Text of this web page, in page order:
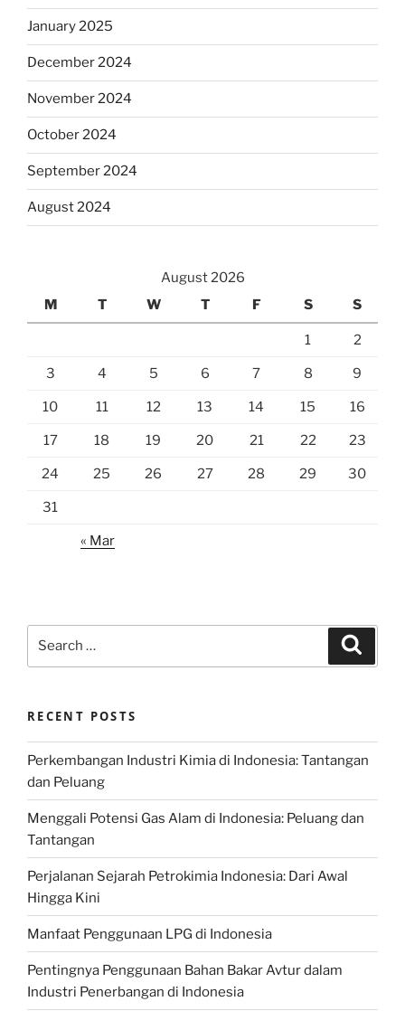
January 2025
December 2024
November 2024
October 2024
September 2024
August 2024
August 2026
M
T W T F S S
1 2
3 4 5 6 7 8 9
10 11 12 13 14 15 16
17 18 19 20 21 22 23
24 25 26 27 28 29 30
31
« Mar
RECENT POSTS
Perkembangan Industri Kimia di Indonesia: Tantangan
dan Peluang
Menggali Potensi Gas Alam di Indonesia: Peluang dan
Tantangan
Perjalanan Sejarah Petrokimia Indonesia: Dari Awal
Hingga Kini
Manfaat Penggunaan LPG di Indonesia
Pentingnya Penggunaan Bahan Bakar Avtur dalam
Industri Penerbangan di Indonesia